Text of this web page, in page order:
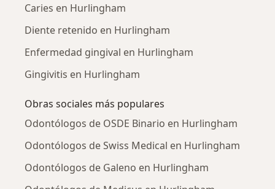
Caries en Hurlingham
Diente retenido en Hurlingham
Enfermedad gingival en Hurlingham
Gingivitis en Hurlingham
Obras sociales más populares
Odontólogos de OSDE Binario en Hurlingham
Odontólogos de Swiss Medical en Hurlingham
Odontólogos de Galeno en Hurlingham